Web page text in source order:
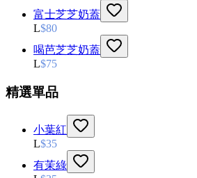
富士芝芝奶蓋
L$80
喝芭芝芝奶蓋
L$75
精選單品
小葉紅
L$35
有茉綠